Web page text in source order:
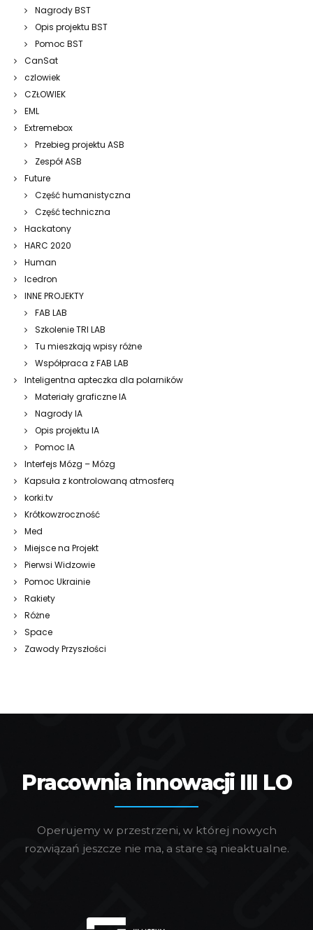
Nagrody BST
Opis projektu BST
Pomoc BST
CanSat
czlowiek
CZŁOWIEK
EML
Extremebox
Przebieg projektu ASB
Zespół ASB
Future
Część humanistyczna
Część techniczna
Hackatony
HARC 2020
Human
Icedron
INNE PROJEKTY
FAB LAB
Szkolenie TRI LAB
Tu mieszkają wpisy różne
Współpraca z FAB LAB
Inteligentna apteczka dla polarników
Materiały graficzne IA
Nagrody IA
Opis projektu IA
Pomoc IA
Interfejs Mózg – Mózg
Kapsuła z kontrolowaną atmosferą
korki.tv
Krótkowzroczność
Med
Miejsce na Projekt
Pierwsi Widzowie
Pomoc Ukrainie
Rakiety
Różne
Space
Zawody Przyszłości
Pracownia innowacji III LO
Operujemy w przestrzeni, w której nowych
rozwiązań jeszcze nie ma, a stare są nieaktualne.